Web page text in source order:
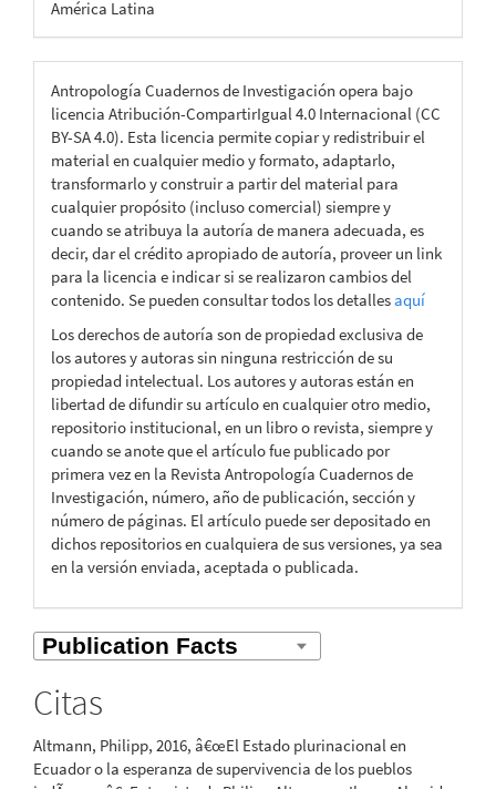
América Latina
Antropología Cuadernos de Investigación opera bajo
licencia Atribución-CompartirIgual 4.0 Internacional (CC
BY-SA 4.0). Esta licencia permite copiar y redistribuir el
material en cualquier medio y formato, adaptarlo,
transformarlo y construir a partir del material para
cualquier propósito (incluso comercial) siempre y
cuando se atribuya la autoría de manera adecuada, es
decir, dar el crédito apropiado de autoría, proveer un link
para la licencia e indicar si se realizaron cambios del
contenido. Se pueden consultar todos los detallesaquí
Los derechos de autoría son de propiedad exclusiva de
los autores y autoras sin ninguna restricción de su
propiedad intelectual. Los autores y autoras están en
libertad de difundir su artículo en cualquier otro medio,
repositorio institucional, en un libro o revista, siempre y
cuando se anote que el artículo fue publicado por
primera vez en la Revista Antropología Cuadernos de
Investigación, número, año de publicación, sección y
número de páginas. El artículo puede ser depositado en
dichos repositorios en cualquiera de sus versiones, ya sea
en la versión enviada, aceptada o publicada.
Citas
Altmann, Philipp, 2016, â€œEl Estado plurinacional en
Ecuador o la esperanza de supervivencia de los pueblos